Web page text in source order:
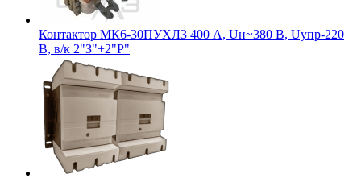
Контактор МК6-30ПУХЛ3 400 А, Uн~380 В, Uупр-220
В, в/к 2"З"+2"Р"